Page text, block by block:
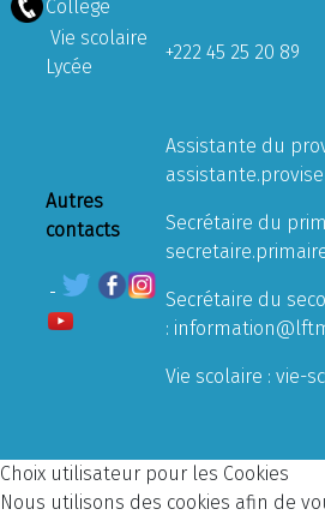
Collège
Vie scolaire
Lycée
+222 45 25 20 89
Autres
contacts
Assistante du
Secrétaire du
Secrétaire du
:
Vie scolaire : vie-
Choix utilisateur pour les Cookies
Nous utilisons des cookies afin de